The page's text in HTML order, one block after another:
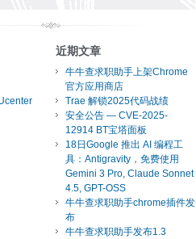
近期文章
牛牛查求职助手上架Chrome
官方应用商店
Trae 解锁2025代码战绩
安全公告 — CVE-2025-
12914 BT宝塔面板
18日Google 推出 AI 编程工
具：Antigravity，免费使用
Gemini 3 Pro, Claude Sonnet
4.5, GPT-OSS
牛牛查求职助手chrome插件发
布
牛牛查求职助手发布1.3